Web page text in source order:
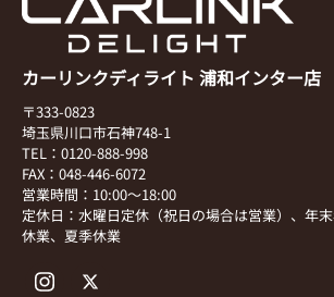
カーリンクディライト 浦和インター店
〒333-0823
埼玉県川口市石神748-1
TEL：0120-888-998
FAX：048-446-6072
営業時間：10:00～18:00
定休日：水曜日定休（祝日の場合は営業）、年
休業、夏季休業